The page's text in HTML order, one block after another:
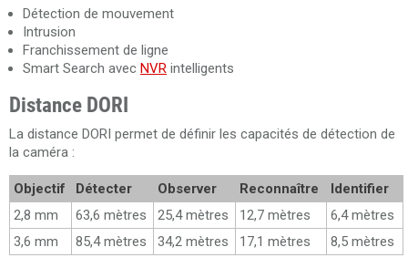
Détection de mouvement
Intrusion
Franchissement de ligne
Smart Search avec NVR intelligents
Distance DORI
La distance DORI permet de définir les capacités de détection de
la caméra :
Objectif Détecter Observer Reconnaître
Identifier
2,8 mm
63,6 mètres 25,4 mètres 12,7 mètres
6,4 mètres
3,6 mm
85,4 mètres 34,2 mètres 17,1 mètres 8,5 mètres